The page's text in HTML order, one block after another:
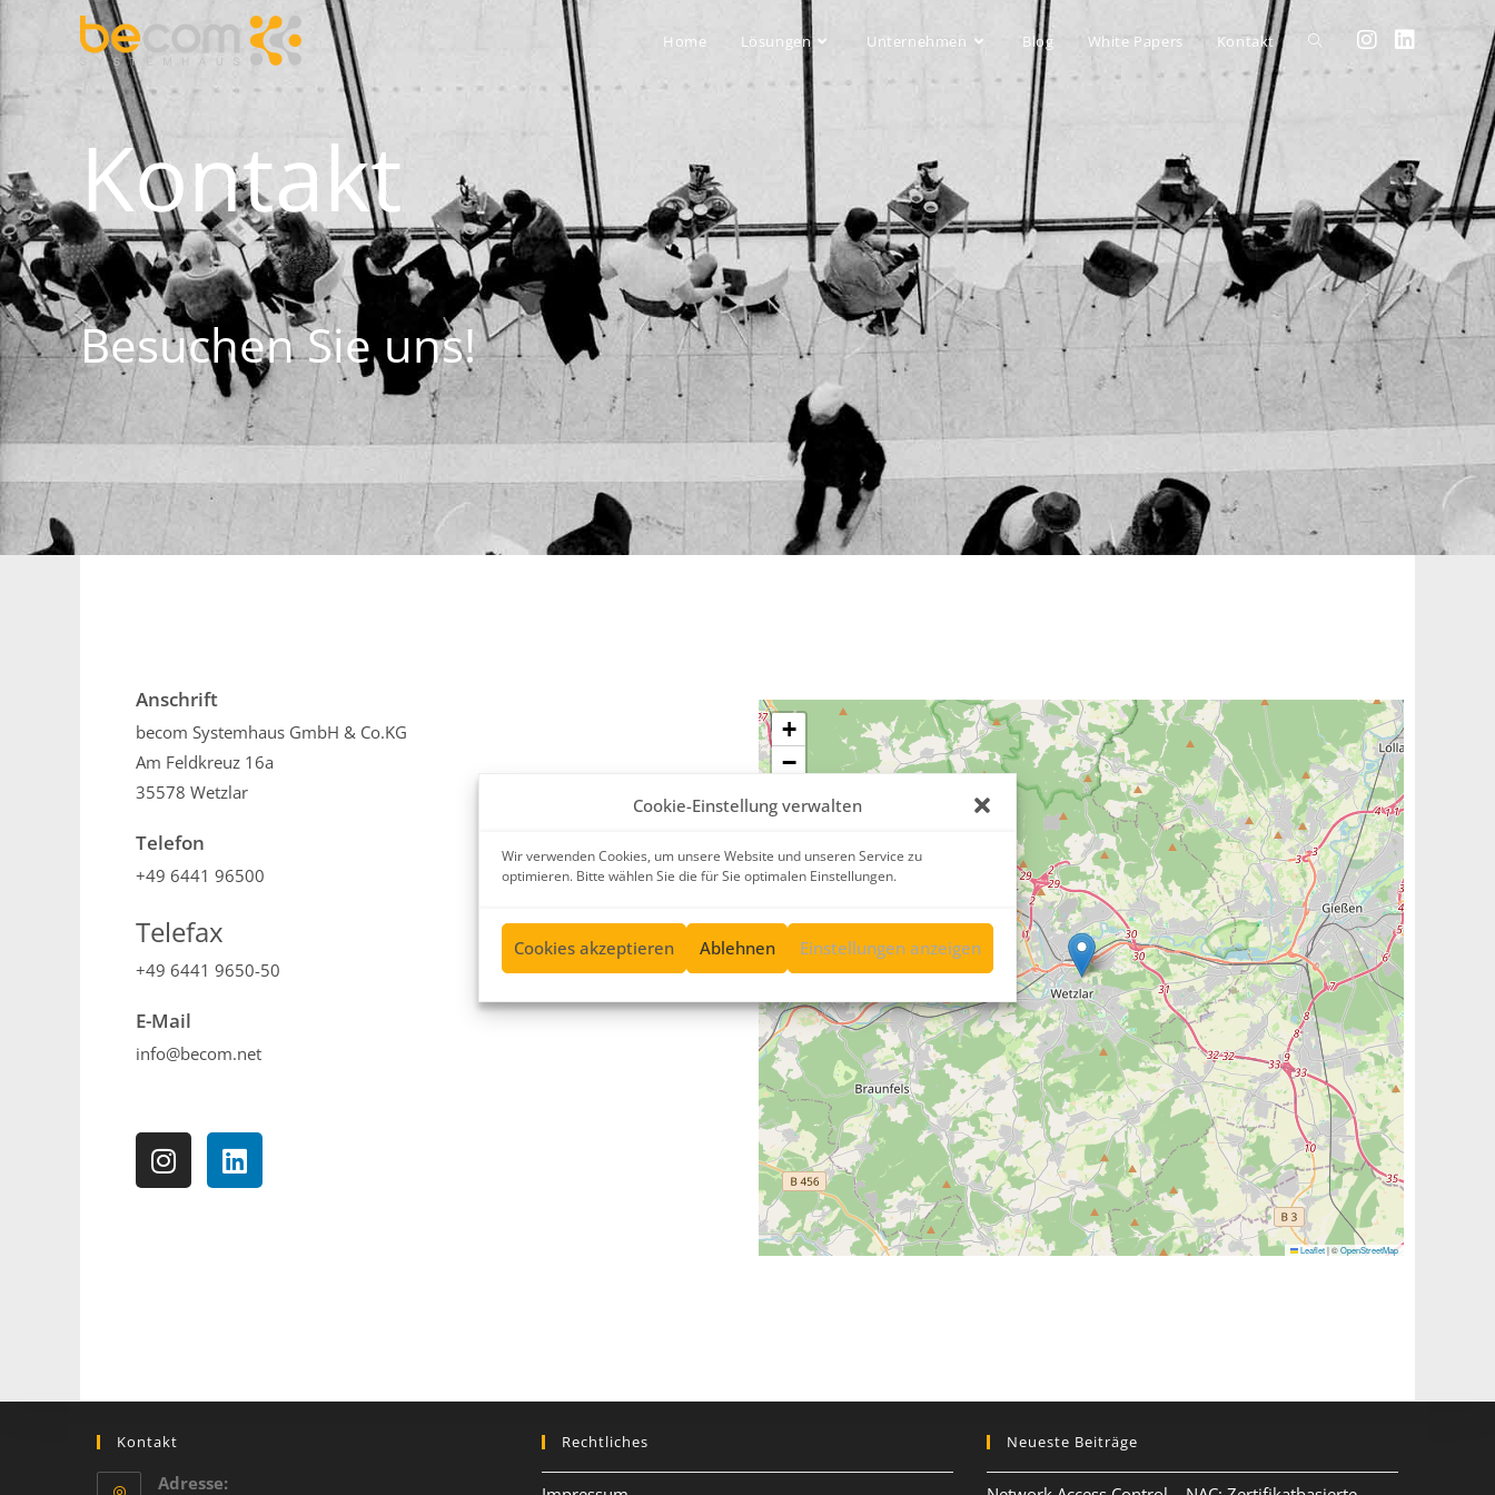
Cookie-Einstellung verwalten
Wir verwenden Cookies, um unsere Website und unseren Service zu
optimieren. Bitte wählen Sie die für Sie optimalen Einstellungen.
Cookies akzeptieren Ablehnen Einstellungen anzeigen
Home Lösungen Unternehmen Blog White Papers Kontakt
Kontakt
Besuchen Sie uns!
Anschrift
becom Systemhaus GmbH & Co.KG
Am Feldkreuz 16a
35578 Wetzlar
Telefon
+49 6441 96500
Telefax
+49 6441 9650-50
E-Mail
info@becom.net
+
−
Leaflet|©OpenStreetMap
Kontakt
Adresse:
Rechtliches Neueste Beiträge